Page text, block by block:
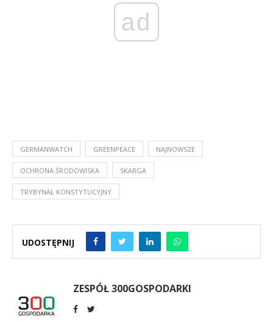
ad
GERMANWATCH GREENPEACE NAJNOWSZE
OCHRONA ŚRODOWISKA SKARGA
TRYBYNAŁ KONSTYTUCYJNY
UDOSTĘPNIJ
ZESPÓŁ 300GOSPODARKI